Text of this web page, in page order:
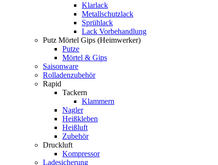
Klarlack
Metallschutzlack
Sprühlack
Lack Vorbehandlung
Putz Mörtel Gips (Heimwerker)
Putze
Mörtel & Gips
Saisonware
Rolladenzubehör
Rapid
Tackern
Klammern
Nagler
Heißkleben
Heißluft
Zubehör
Druckluft
Kompressor
Ladesicherung